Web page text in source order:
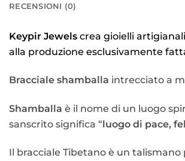
RECENSIONI (0)
Keypir Jewels crea gioielli
alla produzione esclusivamente
Bracciale shamballa intrecciato a
Shamballa è il nome di un luogo
sanscrito significa “luogo di pace,
Il bracciale Tibetano è un talismano